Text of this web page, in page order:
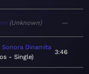
Unknown —
Sonora Dinamita
- Single
3:46